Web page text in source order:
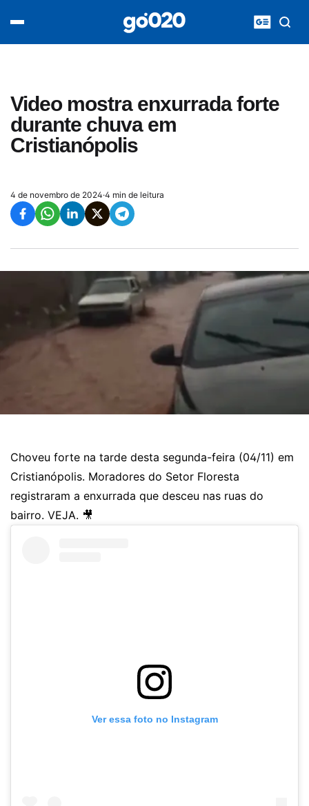
Video mostra enxurrada forte
durante chuva em
Cristianópolis
4 de novembro de 2024·4 min de leitura
Choveu forte na tarde desta segunda-feira (04/11) em
Cristianópolis. Moradores do Setor Floresta
registraram a enxurrada que desceu nas ruas do
bairro. VEJA. 🎥
Ver essa foto no Instagram
acontece agora
entretenimento
vídeos
pod020